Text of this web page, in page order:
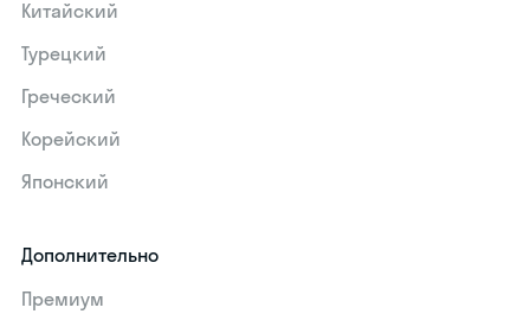
Китайский
Турецкий
Греческий
Корейский
Японский
Дополнительно
Премиум